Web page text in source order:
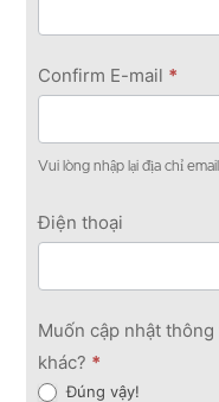
Confirm E-mail *
Vui lòng nhập lại địa chỉ
Điện thoại
Muốn cập nhật
khác? *
Đúng vậy!